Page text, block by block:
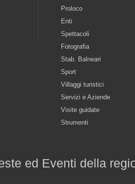
Proloco
Enti
Spettacoli
Fotografia
Stab. Balneari
Sport
Villaggi turistici
Servizi e Aziende
Visite guidate
Strumenti
ed Eventi della